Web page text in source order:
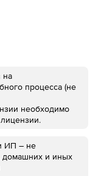
на
процесса (не
необходимо
ИП – не
домашних и иных